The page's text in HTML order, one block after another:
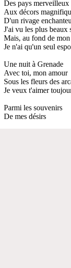
Des pays merveilleux
Aux décors
D'un rivage
J'ai vu les plus beaux
Mais, au fond de
Je n'ai qu'un seul
Une nuit à Grenade
Avec toi, mon amour
Sous les fleurs des
Je veux t'aimer
Parmi les souvenirs
De mes désirs